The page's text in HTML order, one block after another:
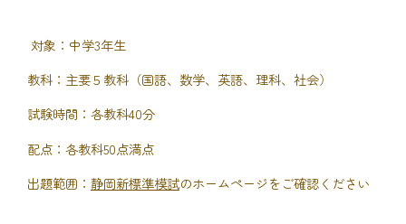
対象：中学3年生
教科：主要５教科（国語、数学、英語、理科、社会）
試験時間：各教科40分
配点：各教科50点満点
出題範囲： 静岡新標準模試のホームページをご確認ください